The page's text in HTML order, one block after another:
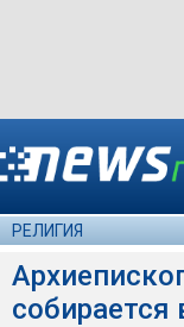
РЕЛИГИЯ
собирается